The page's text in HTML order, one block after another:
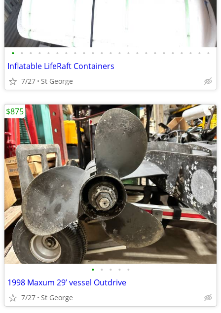
• • • • • • • • • • • • • • • • • • • • • • •
Inflatable LifeRaft Containers
7/27 St George
• • • • •
1998 Maxum 29’ vessel Outdrive
7/27 St George
$875